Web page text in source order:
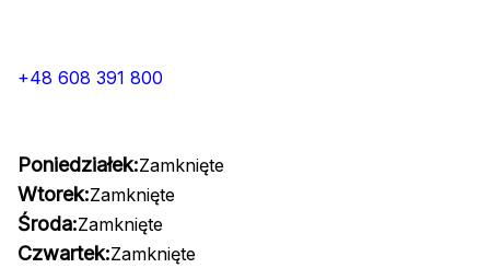
+48 608 391 800
Poniedziałek:Zamknięte
Wtorek:Zamknięte
Środa:Zamknięte
Czwartek:Zamknięte